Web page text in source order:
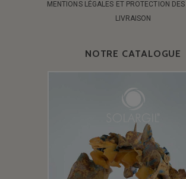
MENTIONS LÉGALES ET PROTECTION
LIVRAISON
NOTRE CATALOGUE